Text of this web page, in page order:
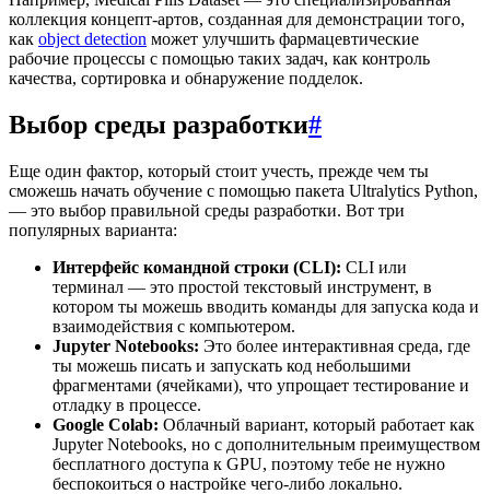
коллекция концепт-артов, созданная для демонстрации того,
как object detection может улучшить фармацевтические
рабочие процессы с помощью таких задач, как контроль
качества, сортировка и обнаружение подделок.
Выбор среды разработки#
Еще один фактор, который стоит учесть, прежде чем ты
сможешь начать обучение с помощью пакета Ultralytics Python,
— это выбор правильной среды разработки. Вот три
популярных варианта:
Интерфейс командной строки (CLI): CLI или
терминал — это простой текстовый инструмент, в
котором ты можешь вводить команды для запуска кода и
взаимодействия с компьютером.
Jupyter Notebooks: Это более интерактивная среда, где
ты можешь писать и запускать код небольшими
фрагментами (ячейками), что упрощает тестирование и
отладку в процессе.
Google Colab: Облачный вариант, который работает как
Jupyter Notebooks, но с дополнительным преимуществом
бесплатного доступа к GPU, поэтому тебе не нужно
беспокоиться о настройке чего-либо локально.